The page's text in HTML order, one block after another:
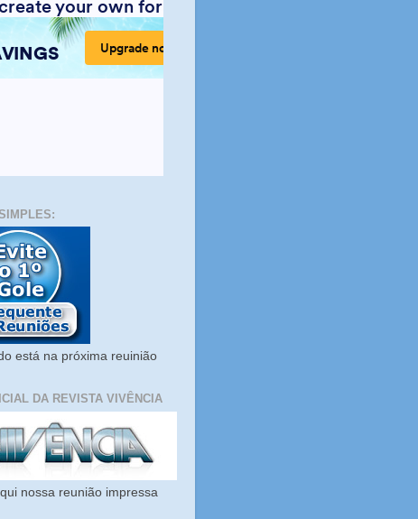
está na próxima reuinião
DA REVISTA VIVÊNCIA
nossa reunião impressa